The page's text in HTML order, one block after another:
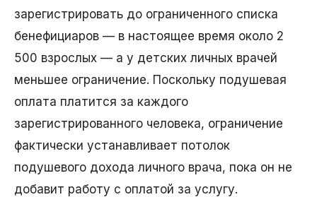
зарегистрировать до ограниченного списка
бенефициаров — в настоящее время около 2
500 взрослых — а у детских личных врачей
меньшее ограничение. Поскольку подушевая
оплата платится за каждого
зарегистрированного человека, ограничение
фактически устанавливает потолок
подушевого дохода личного врача, пока он не
добавит работу с оплатой за услугу.